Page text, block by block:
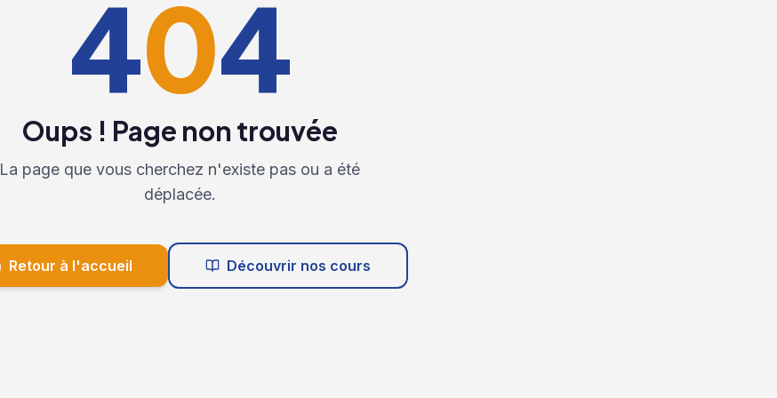
404
Oups ! Page non trouvée
La page que vous cherchez n'existe pas ou a été
déplacée.
Retour à l'accueil Découvrir nos cours